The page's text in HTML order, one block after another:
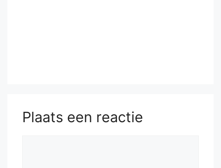
Plaats een reactie